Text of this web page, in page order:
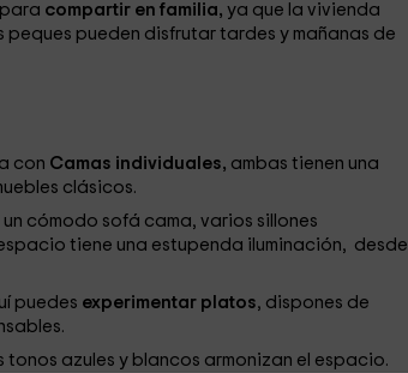
compartir en familia, ya que la vivienda
pueden disfrutar tardes y mañanas de
con Camas individuales, ambas tienen una
clásicos.
cómodo sofá cama, varios sillones
tiene una estupenda iluminación, desde
puedes experimentar platos, dispones de
tonos azules y blancos armonizan el espacio.